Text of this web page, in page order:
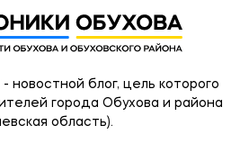
новостной блог, цель которого
города Обухова и района
область).